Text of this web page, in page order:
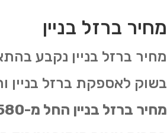
מחיר ברזל בניין
מחיר ברזל בניין נקבע
בשוק לאספקת ברזל בניין